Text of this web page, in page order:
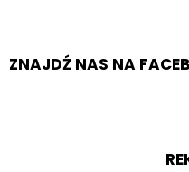
ZNAJDŹ NAS NA